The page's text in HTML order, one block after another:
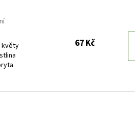
květy
67 Kč